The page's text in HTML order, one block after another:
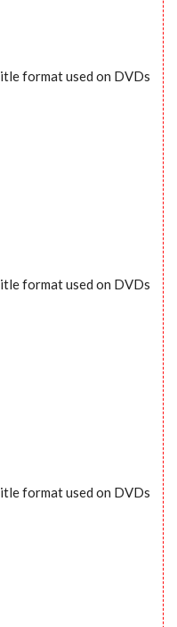
format used on DVDs
format used on DVDs
format used on DVDs